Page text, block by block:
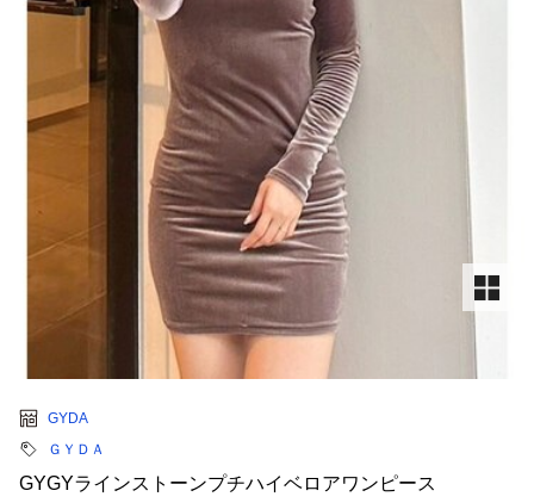
GYDA
ＧＹＤＡ
GYGYラインストーンプチハイベロアワンピース